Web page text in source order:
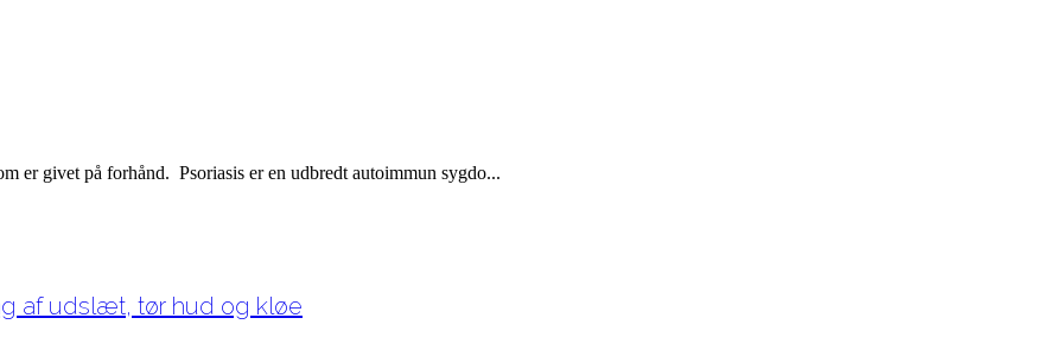
er givet på forhånd. Psoriasis er en udbredt autoimmun sygdo...
af udslæt, tør hud og kløe